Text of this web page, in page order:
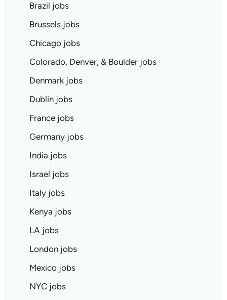
Brazil jobs
Brussels jobs
Chicago jobs
Colorado, Denver, & Boulder jobs
Denmark jobs
Dublin jobs
France jobs
Germany jobs
India jobs
Israel jobs
Italy jobs
Kenya jobs
LA jobs
London jobs
Mexico jobs
NYC jobs